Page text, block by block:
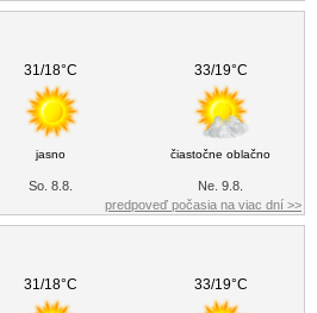
31/18°C 33/19°C
jasno čiastočne oblačno
So. 8.8.
Ne. 9.8.
predpoveď počasia na viac dní >>
31/18°C 33/19°C